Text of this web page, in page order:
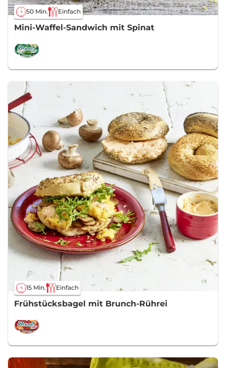
50 Min. Einfach
Mini-Waffel-Sandwich mit Spinat
15 Min. Einfach
Frühstücksbagel mit Brunch-Rührei